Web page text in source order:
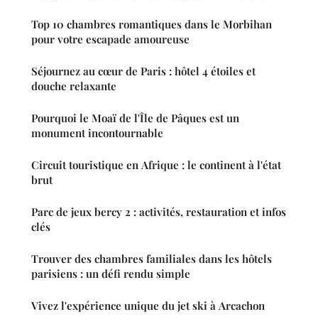
Top 10 chambres romantiques dans le Morbihan
pour votre escapade amoureuse
Séjournez au cœur de Paris : hôtel 4 étoiles et
douche relaxante
Pourquoi le Moaï de l'Île de Pâques est un
monument incontournable
Circuit touristique en Afrique : le continent à l'état
brut
Parc de jeux bercy 2 : activités, restauration et infos
clés
Trouver des chambres familiales dans les hôtels
parisiens : un défi rendu simple
Vivez l'expérience unique du jet ski à Arcachon